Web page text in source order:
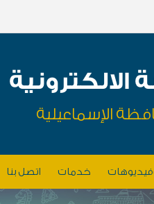
الالكترونية
الإسماعيلية
خدمات اتصل بنا